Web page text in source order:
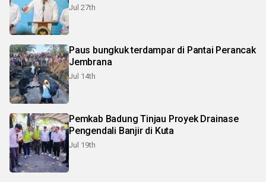
Jul 27th
Paus bungkuk terdampar di Pantai Perancak
Jembrana
Jul 14th
Pemkab Badung Tinjau Proyek Drainase
Pengendali Banjir di Kuta
Jul 19th